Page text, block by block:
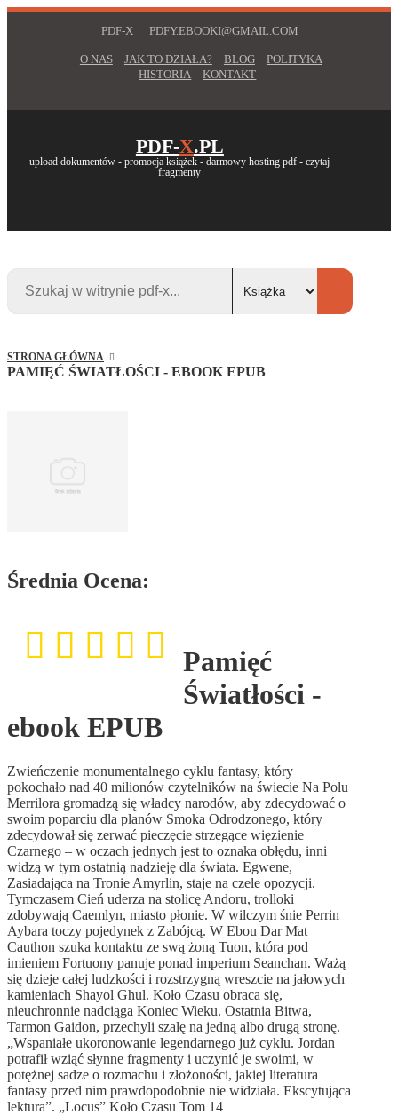
PDF-X PDFY.EBOOKI@GMAIL.COM
O NAS JAK TO DZIAŁA? BLOG
POLITYKA
HISTORIA
KONTAKT
PDF-X.PL
upload dokumentów - promocja książek - darmowy hosting pdf - czytaj
fragmenty
STRONA GŁÓWNA
PAMIĘĆ ŚWIATŁOŚCI - EBOOK EPUB
Średnia Ocena:
Pamięć
Światłości -
ebook EPUB
Zwieńczenie monumentalnego cyklu fantasy, który
pokochało nad 40 milionów czytelników na świecie Na Polu
Merrilora gromadzą się władcy narodów, aby zdecydować o
swoim poparciu dla planów Smoka Odrodzonego, który
zdecydował się zerwać pieczęcie strzegące więzienie
Czarnego – w oczach jednych jest to oznaka obłędu, inni
widzą w tym ostatnią nadzieję dla świata. Egwene,
Zasiadająca na Tronie Amyrlin, staje na czele opozycji.
Tymczasem Cień uderza na stolicę Andoru, trolloki
zdobywają Caemlyn, miasto płonie. W wilczym śnie Perrin
Aybara toczy pojedynek z Zabójcą. W Ebou Dar Mat
Cauthon szuka kontaktu ze swą żoną Tuon, która pod
imieniem Fortuony panuje ponad imperium Seanchan. Ważą
się dzieje całej ludzkości i rozstrzygną wreszcie na jałowych
kamieniach Shayol Ghul. Koło Czasu obraca się,
nieuchronnie nadciąga Koniec Wieku. Ostatnia Bitwa,
Tarmon Gaidon, przechyli szalę na jedną albo drugą stronę.
„Wspaniałe ukoronowanie legendarnego już cyklu. Jordan
potrafił wziąć słynne fragmenty i uczynić je swoimi, w
potężnej sadze o rozmachu i złożoności, jakiej literatura
fantasy przed nim prawdopodobnie nie widziała. Ekscytująca
lektura”. „Locus” Koło Czasu Tom 14